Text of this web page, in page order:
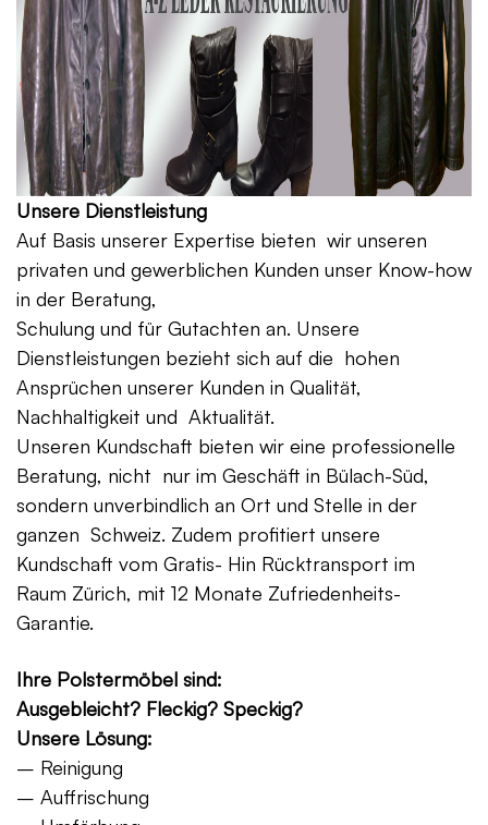
Unsere Dienstleistung
Auf Basis unserer Expertise bieten wir unseren
privaten und gewerblichen Kunden unser Know-how
in der Beratung,
Schulung und für Gutachten an. Unsere
Dienstleistungen bezieht sich auf die hohen
Ansprüchen unserer Kunden in Qualität,
Nachhaltigkeit und Aktualität.
Unseren Kundschaft bieten wir eine professionelle
Beratung, nicht nur im Geschäft in Bülach-Süd,
sondern unverbindlich an Ort und Stelle in der
ganzen Schweiz. Zudem profitiert unsere
Kundschaft vom Gratis- Hin Rücktransport im
Raum Zürich, mit 12 Monate Zufriedenheits-
Garantie.
Ihre Polstermöbel sind:
Ausgebleicht? Fleckig? Speckig?
Unsere Lösung:
– Reinigung
– Auffrischung